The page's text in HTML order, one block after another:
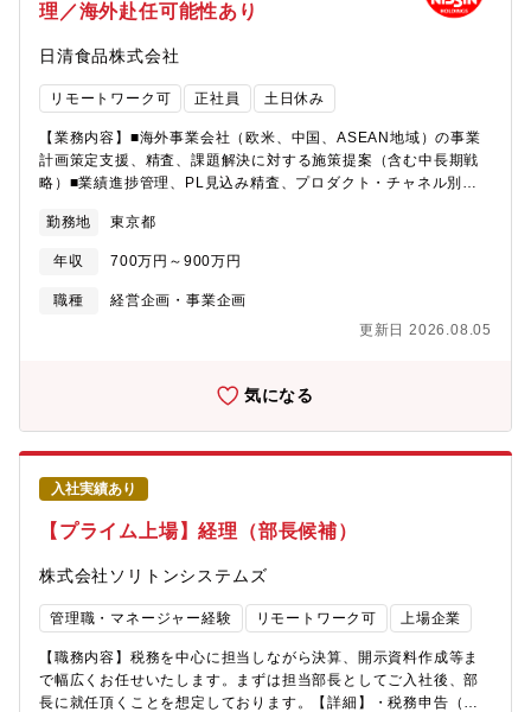
いと考えています。【ポジションの魅力・やりがい】当社は国内
りますが、海外各国の税制や会計基準などに触れる場面も多いた
め、その分専門性を高められる環境です。【仕事のきびしさ】上
場企業として開示、納期を厳守するとともに、業務標準化や効率
理／海外赴任可能性あり
日清食品株式会社
リモートワーク可 正社員 土日休み
【業務内容】■海外事業会社（欧米、中国、ASEAN地域）の事業
計画策定支援、精査、課題解決に対する施策提案（含む中長期戦
略）■業績進捗管理、PL見込み精査、プロダクト・チャネル別な
と施策提案■長期課題、地域横断課題、非即席めん事業の海外展開
の企画・推進、およびジョイントベンチャー事業に対する施策提
案と課題解決■ホールディングス-海外事業間の会議運営、アドミ
ン業務■ホールディングス窓口としての部門間とりまとめ業務≪本
略の柱である海外事業成長支援の中心的役割を担うポジションで
理、事業管理業務の経験やスキルを活かし、スピード感を持って
関係者をリードすることが期待されます。・当部では海外人材の
育成も行っており、将来的に海外事業会社へ赴任する機会もあり
ます。・意思決定権者とコミュニケーション機会をつくり、ビジ
ネスの温度感を強く感じたい方にマッチするポジションです。★
ＷＬＢの取れる環境です（現在当社では6割出社、4割在宅勤務と
しております。フルフレックスで自由度も高いです）【雇用条
件】■在籍企業 日清食品株式会社■所属企業 日清食品
ホールディングス株式会社（出向）
勤務地 東京都
年収 700万円～900万円
職種
経営企画・事業企画
更新日 2026.08.05
気になる
入社実績あり
【プライム上場】経理（部長候補）
株式会社ソリトンシステムズ
管理職・マネージャー経験 リモートワーク可 上場企業
【職務内容】税務を中心に担当しながら決算、開示資料作成等ま
で幅広くお任せいたします。まずは担当部長としてご入社後、部
長に就任頂くことを想定しております。【詳細】・税務申告（消